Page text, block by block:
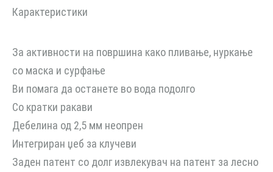
Карактеристики
За активности на површина како пливање, нуркање
со маска и сурфање
Ви помага да останете во вода подолго
Со кратки ракави
Дебелина од 2,5 мм неопрен
Интегриран џеб за клучеви
Заден патент со долг извлекувач на патент за лесно